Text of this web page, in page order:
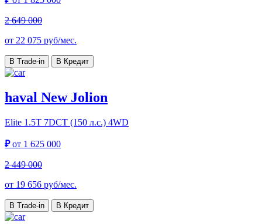
2 649 000
от 22 075 руб/мес.
В Trade-in В Кредит
haval New Jolion
Elite 1.5T 7DCT (150 л.с.) 4WD
₽от 1 625 000
2 449 000
от 19 656 руб/мес.
В Trade-in В Кредит